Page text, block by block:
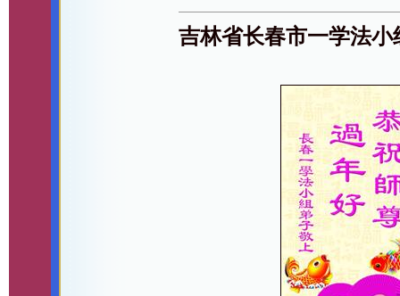
吉林省长春市一学法